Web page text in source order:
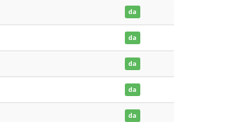
da
da
da
da
da